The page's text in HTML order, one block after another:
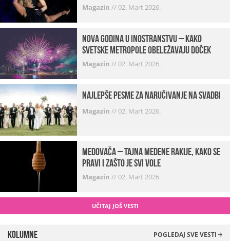
Magazin //02. Mart 2026.
Nova godina u inostranstvu – kako
svetske metropole obeležavaju doček
Magazin //02. Mart 2026.
Najlepše pesme za naručivanje na svadbi
Magazin //02. Mart 2026.
Medovača – tajna medene rakije, kako se
pravi i zašto je svi vole
Magazin //02. Mart 2026.
UČITAJ JOŠ VESTI
Kolumne POGLEDAJ SVE VESTI